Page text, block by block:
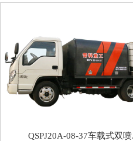
QSPJ20A-08-37车载式双喷